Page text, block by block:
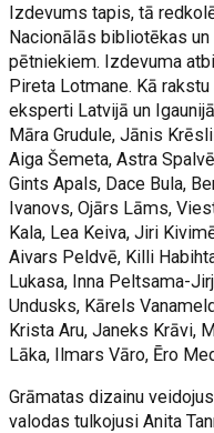
Izdevums tapis, tā
Nacionālās bibliotēkas
pētniekiem. Izdevuma
Pireta Lotmane. Kā
eksperti Latvijā un
Māra Grudule, Jānis
Aiga Šemeta, Astra
Gints Apals, Dace Bula,
Ivanovs, Ojārs Lāms,
Kala, Lea Keiva, Jiri
Aivars Peldvē, Killi
Lukasa, Inna Peltsama-
Undusks, Kārels
Krista Aru, Janeks Krāvi,
Lāka, Ilmars Vāro, Ēro
Grāmatas dizainu
valodas tulkojusi Anita